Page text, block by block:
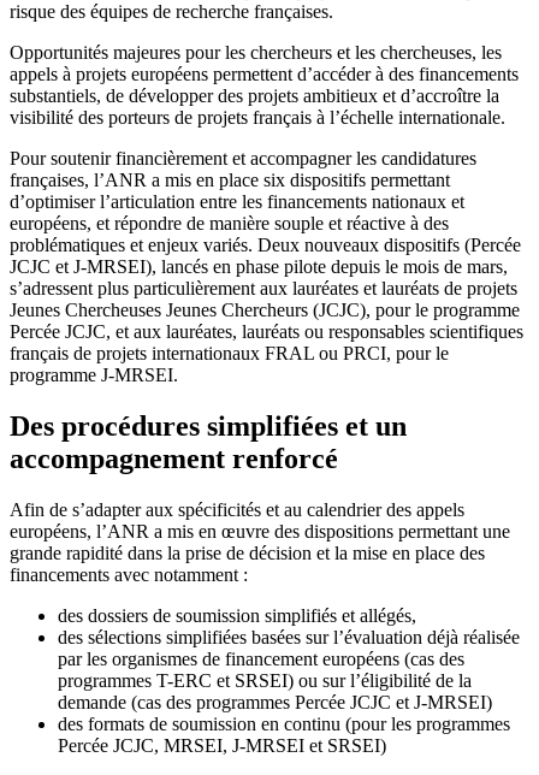
risque des équipes de recherche françaises.
Opportunités majeures pour les chercheurs et les chercheuses, les
appels à projets européens permettent d’accéder à des financements
substantiels, de développer des projets ambitieux et d’accroître la
visibilité des porteurs de projets français à l’échelle internationale.
Pour soutenir financièrement et accompagner les candidatures
françaises, l’ANR a mis en place six dispositifs permettant
d’optimiser l’articulation entre les financements nationaux et
européens, et répondre de manière souple et réactive à des
problématiques et enjeux variés. Deux nouveaux dispositifs (Percée
JCJC et J-MRSEI), lancés en phase pilote depuis le mois de mars,
s’adressent plus particulièrement aux lauréates et lauréats de projets
Jeunes Chercheuses Jeunes Chercheurs (JCJC), pour le programme
Percée JCJC, et aux lauréates, lauréats ou responsables scientifiques
français de projets internationaux FRAL ou PRCI, pour le
programme J-MRSEI.
Des procédures simplifiées et un
accompagnement renforcé
Afin de s’adapter aux spécificités et au calendrier des appels
européens, l’ANR a mis en œuvre des dispositions permettant une
grande rapidité dans la prise de décision et la mise en place des
financements avec notamment :
des dossiers de soumission simplifiés et allégés,
des sélections simplifiées basées sur l’évaluation déjà réalisée
par les organismes de financement européens (cas des
programmes T-ERC et SRSEI) ou sur l’éligibilité de la
demande (cas des programmes Percée JCJC et J-MRSEI)
des formats de soumission en continu (pour les programmes
Percée JCJC, MRSEI, J-MRSEI et SRSEI)